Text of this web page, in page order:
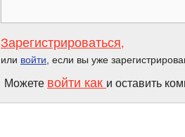
Зарегистрироваться,
или войти , если вы уже
Можете войти как и оставить